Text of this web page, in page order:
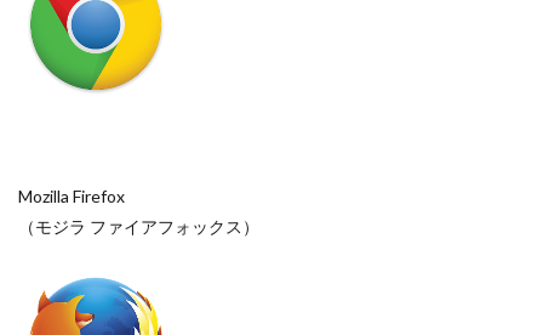
Mozilla Firefox
（モジラ ファイアフォックス）